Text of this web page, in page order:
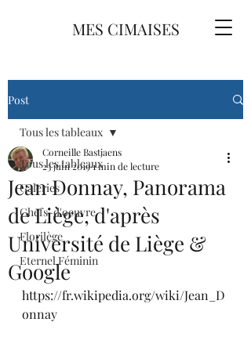
MES CIMAISES
Post
Tous les tableaux
Galeries
Chefs-d'oeuvre
Florilège
Eternel Féminin
Tous les tableaux
Jean Donnay, Panorama
de Liège, d'après
Université de Liège &
Google
Corneille Bastjaens
23 juin 20191 min de lecture
https://fr.wikipedia.org/wiki/Jean_D
onnay